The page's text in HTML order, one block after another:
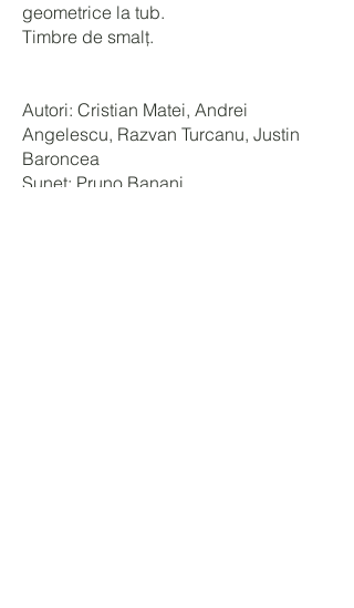
geometrice la tub.
Timbre de smalț.
Autori: Cristian Matei, Andrei
Angelescu, Razvan Turcanu, Justin
Baroncea
Sunet: Pruno Banani